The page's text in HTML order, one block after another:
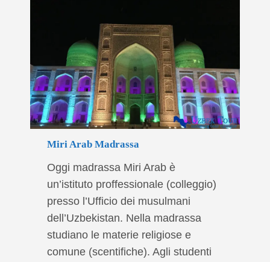
Miri Arab Madrassa
Oggi madrassa Miri Arab è
un’istituto proffessionale (colleggio)
presso l’Ufficio dei musulmani
dell’Uzbekistan. Nella madrassa
studiano le materie religiose e
comune (scentifiche). Agli studenti